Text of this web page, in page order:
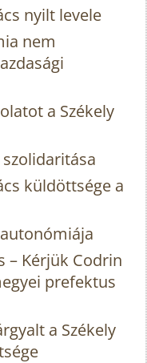
nyilt levele
nem
a Székely
küldöttsége a
– Kérjük Codrin
prefektus
a Székely